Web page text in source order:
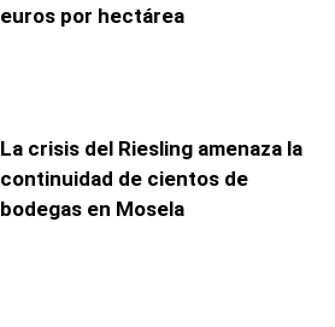
euros por hectárea
La crisis del Riesling amenaza la
continuidad de cientos de
bodegas en Mosela